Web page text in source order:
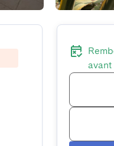
avant